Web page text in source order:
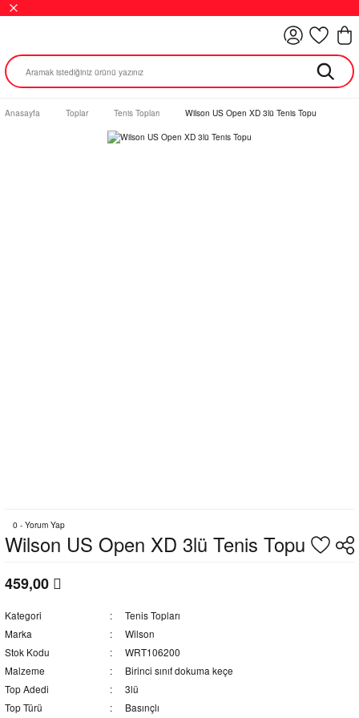
Anasayfa Toplar Tenis Topları Wilson US Open XD 3lü Tenis Topu
0 - Yorum Yap
Wilson US Open XD 3lü Tenis Topu
459,00
Kategori
Tenis Topları
Marka
Wilson
Stok Kodu
WRT106200
Malzeme
Birinci sınıf dokuma keçe
Top Adedi
3lü
Top Türü
Basınçlı